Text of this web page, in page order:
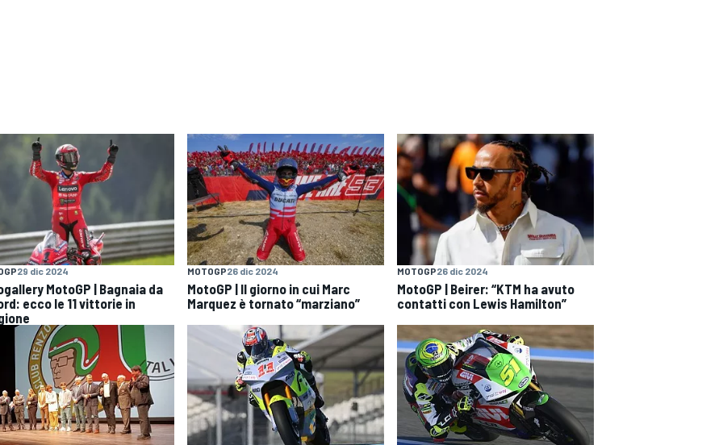
29 dic 2024
MotoGP | Bagnaia da
ecco le 11 vittorie in
MOTOGP26 dic 2024
MotoGP | Il giorno in cui Marc
Marquez è tornato “marziano”
MOTOGP26 dic 2024
MotoGP | Beirer: “KTM ha avuto
contatti con Lewis Hamilton”